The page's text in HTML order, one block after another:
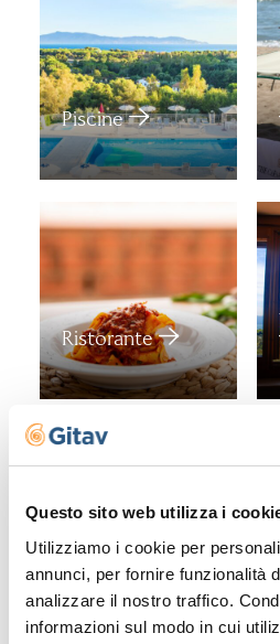
Questo sito web utilizza i
Utilizziamo i cookie per
annunci, per fornire funzionalità
analizzare il nostro traffico.
informazioni sul modo in cui
Piscine
Ristorante
Entertainment
per adulti